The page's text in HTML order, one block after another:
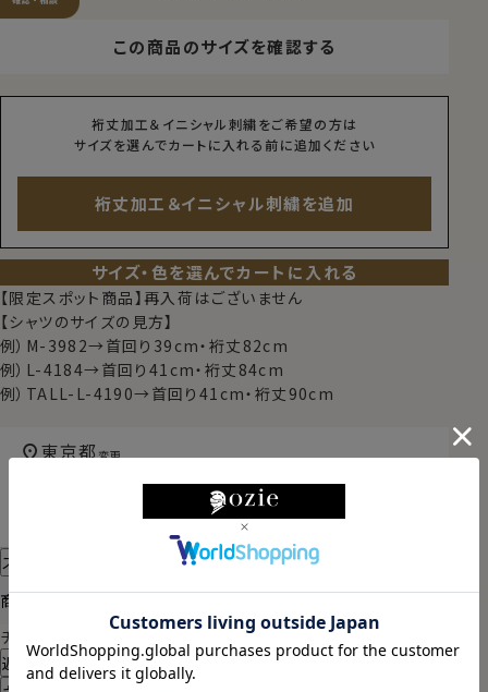
この商品のサイズを確認する
裄丈加工＆イニシャル刺繍をご希望の方は
サイズを選んでカートに入れる前に追加ください
裄丈加工＆イニシャル刺繍を追加
サイズ・色を選んでカートに入れる
【限定スポット商品】再入荷はございません
【シャツのサイズの見方】
例）M-3982→首回り39cm・裄丈82cm
例）L-4184→首回り41cm・裄丈84cm
例）TALL-L-4190→首回り41cm・裄丈90cm
宅配便でお届けします。
（※裄丈加工・刺繍がある場合は除く）
東京都変更
スタイル・サイズについて詳しく見る
商品についてのお問い合わせ
チャットでお問い合わせ
返品・交換について